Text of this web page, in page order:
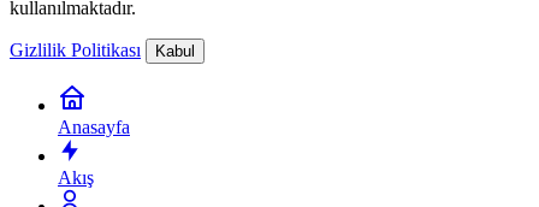
kullanılmaktadır.
Gizlilik Politikası Kabul
Anasayfa
Akış